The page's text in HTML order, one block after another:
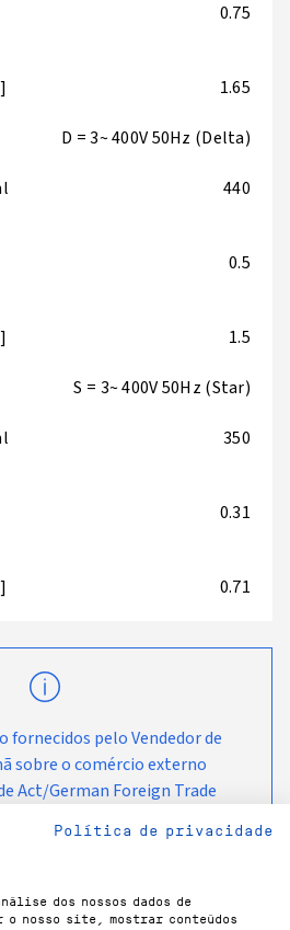
0.75
1.65
D = 3~ 400V 50Hz (Delta)
440
0.5
1.5
S = 3~ 400V 50Hz (Star)
350
0.31
0.71
fornecidos pelo Vendedor de
sobre o comércio externo
Act/German Foreign Trade
e destinam-se a ser utilizados e
entrega acordado com o
Política de privacidade
dos nossos dados de
nosso site, mostrar conteúdos